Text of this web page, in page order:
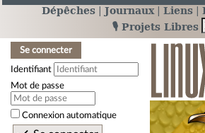
Dépêches Journaux Liens
🎙️ Projets Libres
Se connecter
Identifiant
Mot de passe
Connexion automatique